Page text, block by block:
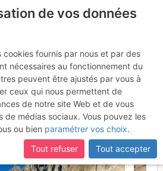
Blaitière -
SE : Magie
17 juillet 2017
de vos données
cookies fournis par nous et par des
nécessaires au fonctionnement du
peuvent être ajustés par vous à
ceux qui nous permettent de
de notre site Web et de vous
de médias sociaux. Vous pouvez les
ou bien paramétrer vos choix.
Tout refuser
Tout accepter